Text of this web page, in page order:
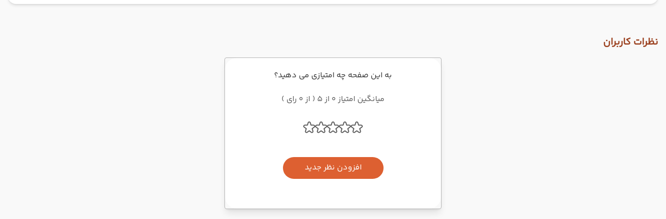
نظرات کاربران
به این صفحه چه امتیازی می دهید؟
میانگین امتیاز 0 از 5 ( از 0 رای )
افزودن نظر جدید